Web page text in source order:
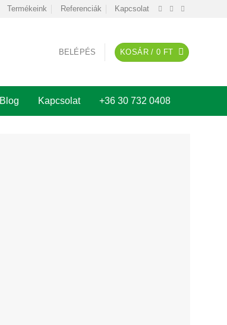
Termékeink Referenciák Kapcsolat
BELÉPÉS KOSÁR /0 FT
Blog Kapcsolat +36 30 732 0408